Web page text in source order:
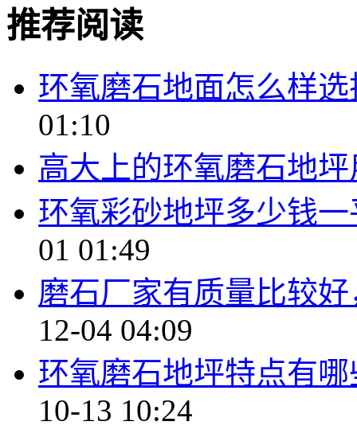
推荐阅读
环氧磨石地面怎么样
01:10
高大上的环氧磨石地
环氧彩砂地坪多少钱
01 01:49
磨石厂家有质量比较
12-04 04:09
环氧磨石地坪特点有
10-13 10:24